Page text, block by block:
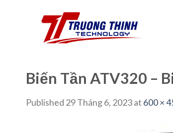
Biến Tần ATV320 –
Published 29 Tháng 6, 2023at 600 ×